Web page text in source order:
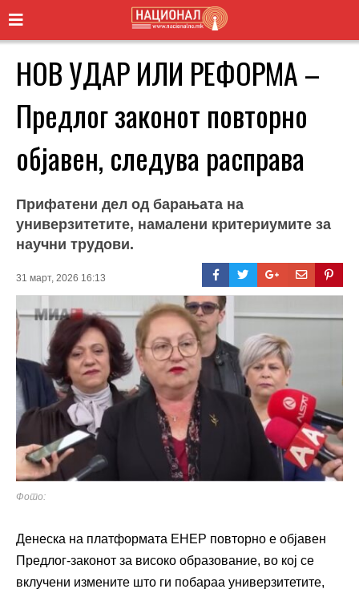
НОВ УДАР ИЛИ РЕФОРМА –
Предлог законот повторно
објавен, следува расправа
Прифатени дел од барањата на
универзитетите, намалени критериумите за
научни трудови.
31 март, 2026 16:13
Фото:
Денеска на платформата ЕНЕР повторно е објавен
Предлог-законот за високо образование, во кој се
вклучени измените што ги побараа универзитетите,